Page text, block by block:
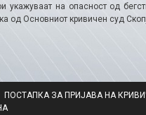
укажуваат на опасност од
од Основниот кривичен суд
ПОСТАПКА ЗА ПРИЈАВА НА